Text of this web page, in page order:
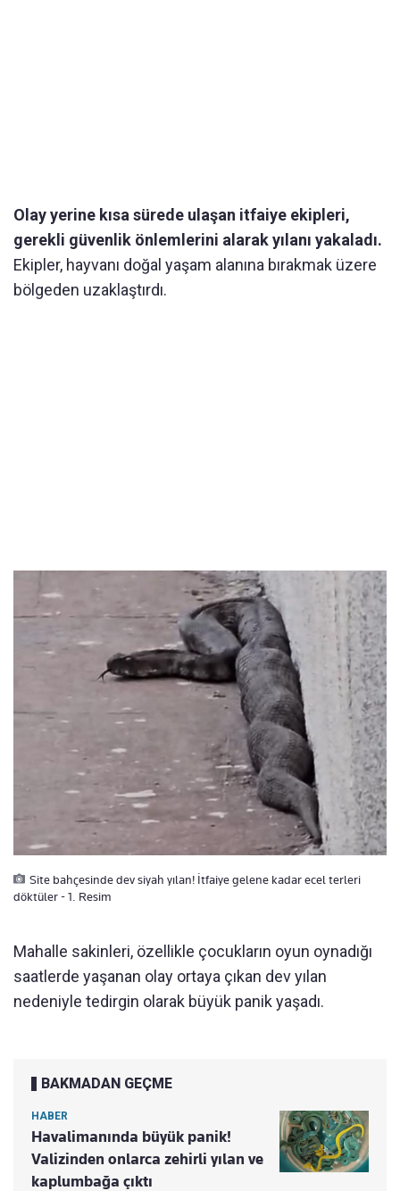
Olay yerine kısa sürede ulaşan itfaiye ekipleri,
gerekli güvenlik önlemlerini alarak yılanı yakaladı.
Ekipler, hayvanı doğal yaşam alanına bırakmak üzere
bölgeden uzaklaştırdı.
Site bahçesinde dev siyah yılan! İtfaiye gelene kadar ecel terleri
döktüler - 1. Resim
Mahalle sakinleri, özellikle çocukların oyun oynadığı
saatlerde yaşanan olay ortaya çıkan dev yılan
nedeniyle tedirgin olarak büyük panik yaşadı.
BAKMADAN GEÇME
HABER
Havalimanında büyük panik!
Valizinden onlarca zehirli yılan ve
kaplumbağa çıktı